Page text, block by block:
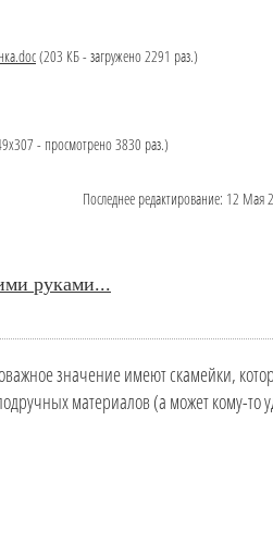
(203 КБ - загружено 2291 раз.)
- просмотрено 3830 раз.)
Последнее редактирование: 12 Мая
руками...
значение имеют скамейки,
материалов (а может кому-то